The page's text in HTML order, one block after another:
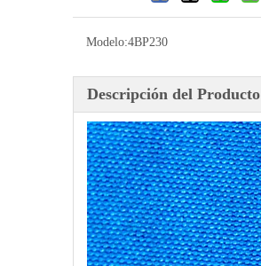
Modelo:4BP230
Descripción del Producto